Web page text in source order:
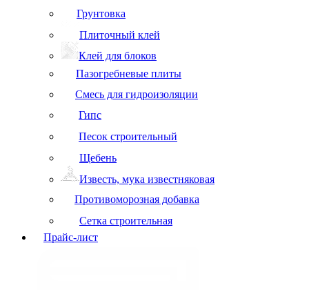
Грунтовка
Плиточный клей
Клей для блоков
Пазогребневые плиты
Смесь для гидроизоляции
Гипс
Песок строительный
Щебень
Известь, мука известняковая
Противоморозная добавка
Сетка строительная
Прайс-лист